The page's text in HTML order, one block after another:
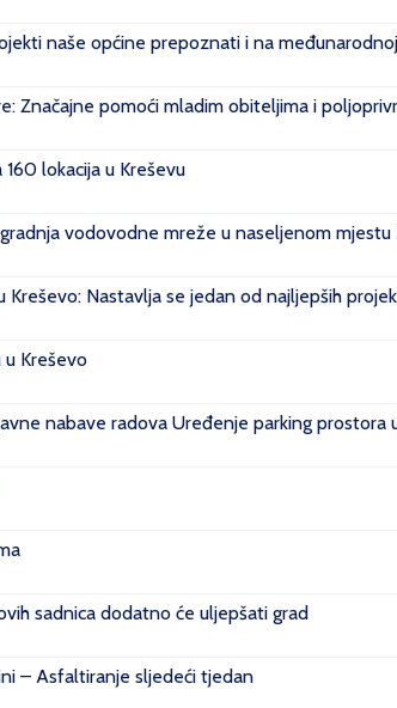
naše općine prepoznati i na
Značajne pomoći mladim obiteljima i
lokacija u Kreševu
vodovodne mreže u naseljenom
Nastavlja se jedan od najljepših
Kreševo
nabave radova Uređenje parking prostora
sadnica dodatno će uljepšati grad
– Asfaltiranje sljedeći tjedan